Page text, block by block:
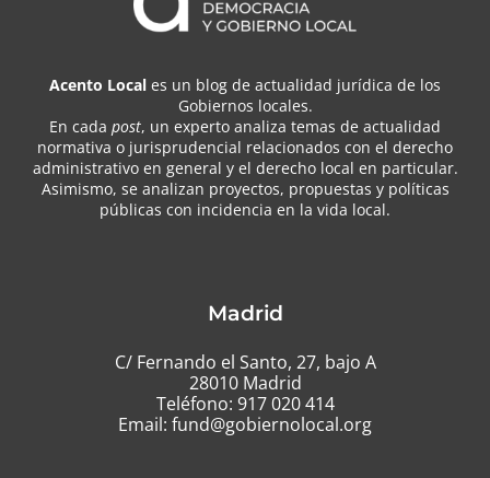
Acento Local es un blog de actualidad jurídica de los
Gobiernos locales.
En cada post, un experto analiza temas de actualidad
normativa o jurisprudencial relacionados con el derecho
administrativo en general y el derecho local en particular.
Asimismo, se analizan proyectos, propuestas y políticas
públicas con incidencia en la vida local.
Madrid
C/ Fernando el Santo, 27, bajo A
28010 Madrid
Teléfono: 917 020 414
Email: fund@gobiernolocal.org